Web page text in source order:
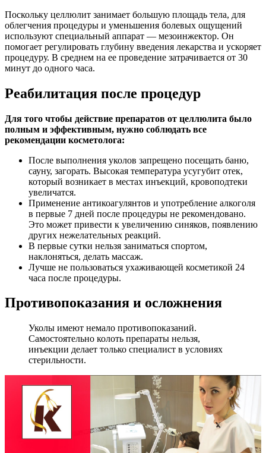
Поскольку целлюлит занимает большую площадь тела, для
облегчения процедуры и уменьшения болевых ощущений
используют специальный аппарат — мезоинжектор. Он
помогает регулировать глубину введения лекарства и ускоряет
процедуру. В среднем на ее проведение затрачивается от 30
минут до одного часа.
Реабилитация после процедур
Для того чтобы действие препаратов от целлюлита было
полным и эффективным, нужно соблюдать все
рекомендации косметолога:
После выполнения уколов запрещено посещать баню,
сауну, загорать. Высокая температура усугубит отек,
который возникает в местах инъекций, кровоподтеки
увеличатся.
Применение антикоагулянтов и употребление алкоголя
в первые 7 дней после процедуры не рекомендовано.
Это может привести к увеличению синяков, появлению
других нежелательных реакций.
В первые сутки нельзя заниматься спортом,
наклоняться, делать массаж.
Лучше не пользоваться ухаживающей косметикой 24
часа после процедуры.
Противопоказания и осложнения
Уколы имеют немало противопоказаний.
Самостоятельно колоть препараты нельзя,
инъекции делает только специалист в условиях
стерильности.